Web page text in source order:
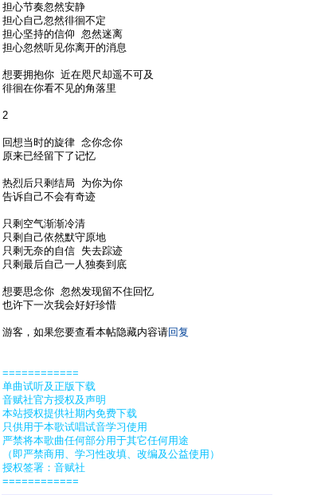
担心节奏忽然安静
担心自己忽然徘徊不定
担心坚持的信仰 忽然迷离
担心忽然听见你离开的消息
想要拥抱你 近在咫尺却遥不可及
徘徊在你看不见的角落里
2
回想当时的旋律 念你念你
原来已经留下了记忆
热烈后只剩结局 为你为你
告诉自己不会有奇迹
只剩空气渐渐冷清
只剩自己依然默守原地
只剩无奈的自信 失去踪迹
只剩最后自己一人独奏到底
想要思念你 忽然发现留不住回忆
也许下一次我会好好珍惜
游客，如果您要查看本帖隐藏内容请回复
============
单曲试听及正版下载
音赋社官方授权及声明
本站授权提供社期内免费下载
只供用于本歌试唱试音学习使用
严禁将本歌曲任何部分用于其它任何用途
（即严禁商用、学习性改填、改编及公益使用）
授权签署：音赋社
============